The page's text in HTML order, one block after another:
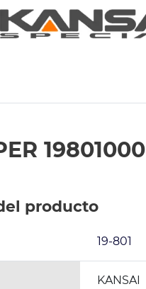
19801000
producto
19-801
KANSAI